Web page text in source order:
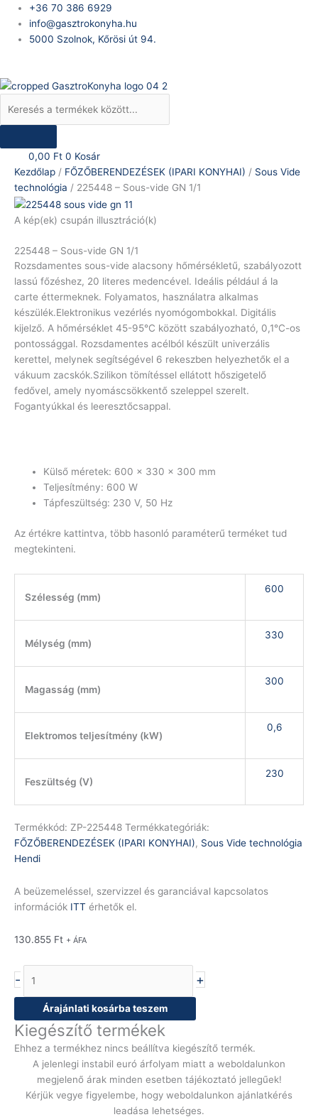
content
+36 70 386 6929
info@gasztrokonyha.hu
5000 Szolnok, Kőrösi út 94.
Products
search
0,00 Ft 0 Kosár
Kezdőlap / FŐZŐBERENDEZÉSEK (IPARI KONYHAI) / Sous Vide
technológia / 225448 – Sous-vide GN 1/1
A kép(ek) csupán illusztráció(k)
225448 – Sous-vide GN 1/1
Rozsdamentes sous-vide alacsony hőmérsékletű, szabályozott
lassú főzéshez, 20 literes medencével. Ideális például á la
carte éttermeknek. Folyamatos, használatra alkalmas
készülék.Elektronikus vezérlés nyomógombokkal. Digitális
kijelző. A hőmérséklet 45-95°C között szabályozható, 0,1°C-os
pontossággal. Rozsdamentes acélból készült univerzális
kerettel, melynek segítségével 6 rekeszben helyezhetők el a
vákuum zacskók.Szilikon tömítéssel ellátott hőszigetelő
fedővel, amely nyomáscsökkentő szeleppel szerelt.
Fogantyúkkal és leeresztőcsappal.
Külső méretek: 600 x 330 x 300 mm
Teljesítmény: 600 W
Tápfeszültség: 230 V, 50 Hz
Az értékre kattintva, több hasonló paraméterű terméket tud
megtekinteni.
Szélesség (mm)
600
Mélység (mm)
330
Magasság (mm)
300
Elektromos teljesítmény (kW)
0,6
Feszültség (V)
230
Termékkód: ZP-225448 Termékkategóriák:
FŐZŐBERENDEZÉSEK (IPARI KONYHAI), Sous Vide technológia
Hendi
A beüzemeléssel, szervizzel és garanciával kapcsolatos
információk ITT érhetők el.
130.855 Ft + ÁFA
-
225448
Sous-
1/1
+
Árajánlati kosárba teszem
Kiegészítő termékek
Ehhez a termékhez nincs beállítva kiegészítő termék.
A jelenlegi instabil euró árfolyam miatt a weboldalunkon
megjelenő árak minden esetben tájékoztató jellegűek!
Kérjük vegye figyelembe, hogy weboldalunkon ajánlatkérés
leadása lehetséges.